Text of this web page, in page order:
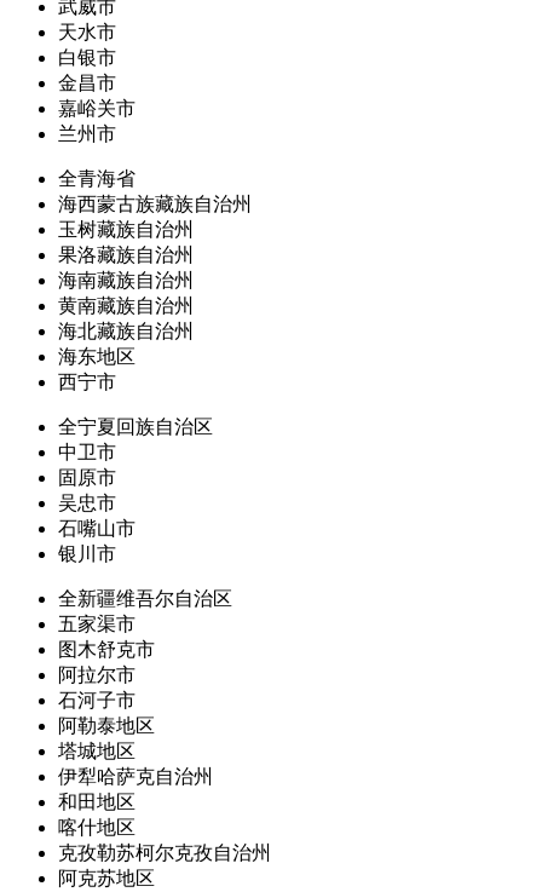
武威市
天水市
白银市
金昌市
嘉峪关市
兰州市
全青海省
海西蒙古族藏族自治州
玉树藏族自治州
果洛藏族自治州
海南藏族自治州
黄南藏族自治州
海北藏族自治州
海东地区
西宁市
全宁夏回族自治区
中卫市
固原市
吴忠市
石嘴山市
银川市
全新疆维吾尔自治区
五家渠市
图木舒克市
阿拉尔市
石河子市
阿勒泰地区
塔城地区
伊犁哈萨克自治州
和田地区
喀什地区
克孜勒苏柯尔克孜自治州
阿克苏地区